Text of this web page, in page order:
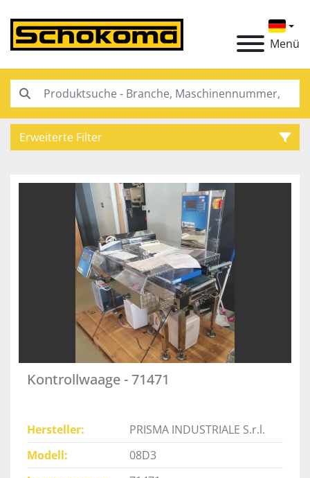
Menü
Erweiterte Filter
Kontrollwaage - 71471
Hersteller
PRISMA INDUSTRIALE S.r.l.
Modell
08D3